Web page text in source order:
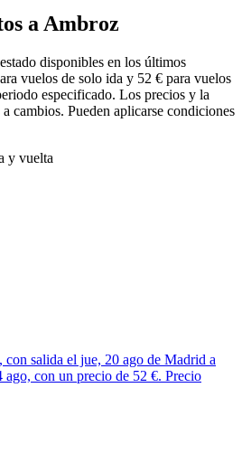
a Ambroz
disponibles en los últimos
vuelos de solo ida y 52 € para vuelos
especificado. Los precios y la
cambios. Pueden aplicarse condiciones
y vuelta
con salida el jue, 20 ago de Madrid a
con un precio de 52 €. Precio